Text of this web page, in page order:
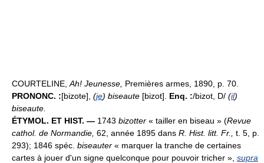
COURTELINE, Ah! Jeunesse, Premières armes, 1890, p. 70.
PRONONC. :[bizote], (je) biseaute [bizot]. Enq. :/bizot, D/ (il)
biseaute.
ÉTYMOL. ET HIST. — 1743 bizotter « tailler en biseau » (Revue
cathol. de Normandie, 62, année 1895 dans R. Hist. litt. Fr., t. 5, p.
293); 1846 spéc. biseauter « marquer la tranche de certaines
cartes à jouer d'un signe quelconque pour pouvoir tricher », supra